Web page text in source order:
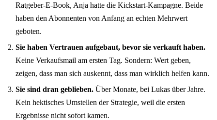
Ratgeber-E-Book, Anja hatte die Kickstart-Kampagne. Beide
haben den Abonnenten von Anfang an echten Mehrwert
geboten.
Sie haben Vertrauen aufgebaut, bevor sie verkauft haben.
Keine Verkaufsmail am ersten Tag. Sondern: Wert geben,
zeigen, dass man sich auskennt, dass man wirklich helfen kann.
Sie sind dran geblieben. Über Monate, bei Lukas über Jahre.
Kein hektisches Umstellen der Strategie, weil die ersten
Ergebnisse nicht sofort kamen.